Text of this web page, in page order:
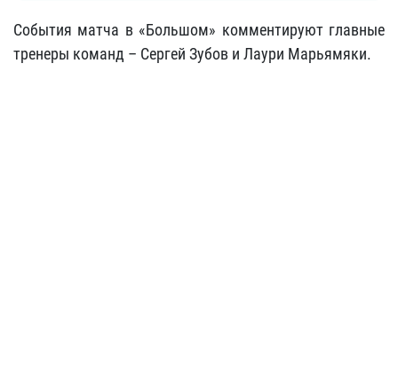
События матча в «Большом» комментируют главные
тренеры команд – Сергей Зубов и Лаури Марьямяки.